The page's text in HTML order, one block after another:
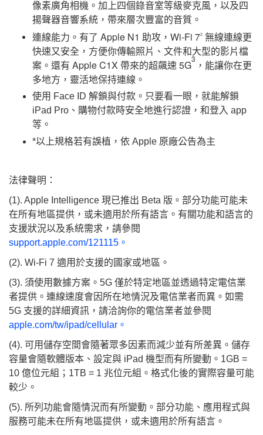
像素廣角相機。加上四個錄音室等級麥克風，以及四
揚聲器音響系統，帶來層次豐富的音質。
連線能力。有了 Apple N1 助攻，Wi‑Fi 72 無線連線更
快速又安全，方便你傳輸照片、文件和大型的影片檔
案。還有 Apple C1X 帶來的超飆速 5G3 ，能讓你在更
多地方，靈活地保持連線。
使用 Face ID 解鎖與付款。只要看一眼，就能解鎖
iPad Pro、購物付款時安全地進行認證，和登入 app
等。
*以上規格若有誤植，依 Apple 原廠公告為主
法律聲明：
(1). Apple Intelligence 現已推出 Beta 版。部分功能可能未
在所有地區提供，或未適用於所有語言。有關功能和語言的
支援狀況以及系統需求，請參閱
support.apple.com/121115。
(2). Wi-Fi 7 適用於支援的國家或地區。
(3). 須使用數據方案。5G 僅於特定地區並透過特定電信業
者提供。連線速度會因所在地情況及電信業者而異。如需
5G 支援的詳細資訊，請洽詢你的電信業者並參閱
apple.com/tw/ipad/cellular。
(4). 可用儲存空間會隨著眾多因素而減少並有所差異。儲存
容量會隨軟體版本、設定與 iPad 機型而有所變動。1GB =
10 億位元組；1TB = 1 兆位元組。格式化後的實際容量可能
較少。
(5). 所列功能會隨情況而有所變動。部分功能、應用程式與
服務可能未在所有地區提供，或未適用於所有語言。